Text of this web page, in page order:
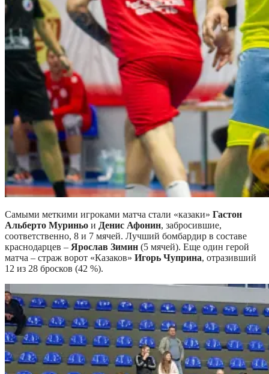
Самыми меткими игроками матча стали «казаки» Гастон
Альберто Муриньо и Денис Афонин, забросившие,
соответственно, 8 и 7 мячей. Лучший бомбардир в составе
краснодарцев – Ярослав Зимин (5 мячей). Еще один герой
матча – страж ворот «Казаков» Игорь Чуприна, отразивший
12 из 28 бросков (42 %).